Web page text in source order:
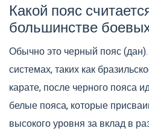
Какой пояс
большинстве
Обычно это черный пояс
системах, таких как
карате, после черного пояса
белые пояса, которые
высокого уровня за вклад в